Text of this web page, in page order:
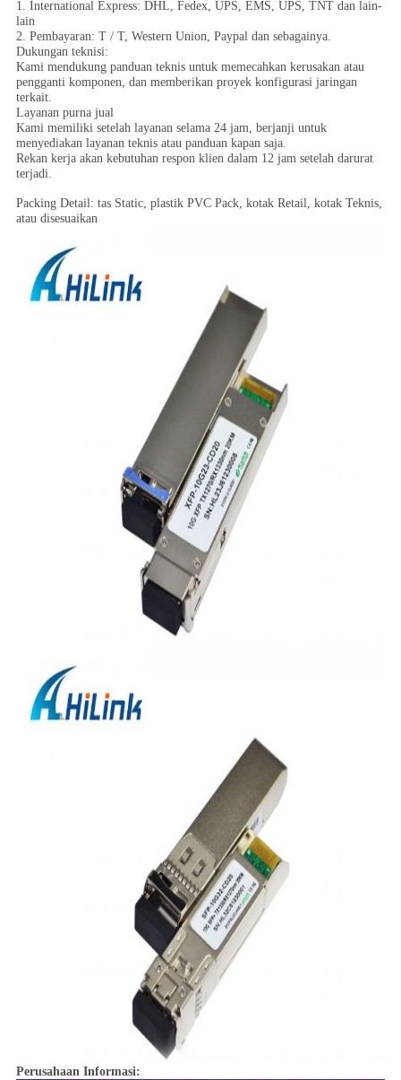
1. International Express: DHL, Fedex, UPS, EMS, UPS, TNT dan lain-
lain
2. Pembayaran: T / T, Western Union, Paypal dan sebagainya.
Dukungan teknisi:
Kami mendukung panduan teknis untuk memecahkan kerusakan atau
pengganti komponen, dan memberikan proyek konfigurasi jaringan
terkait.
Layanan purna jual
Kami memiliki setelah layanan selama 24 jam, berjanji untuk
menyediakan layanan teknis atau panduan kapan saja.
Rekan kerja akan kebutuhan respon klien dalam 12 jam setelah darurat
terjadi.
Packing Detail: tas Static, plastik PVC Pack, kotak Retail, kotak Teknis,
atau disesuaikan
Perusahaan Informasi: